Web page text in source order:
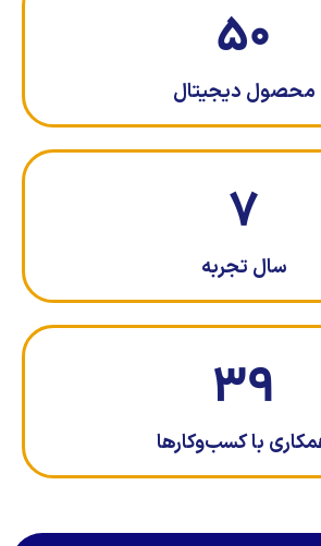
50
محصول دیجیتال
7
سال تجربه
39
با کسب‌وکارها